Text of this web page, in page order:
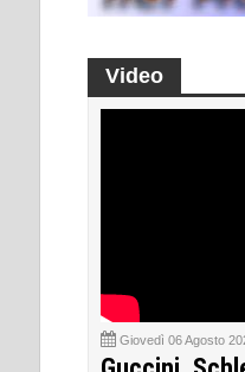
Video
Giovedì 06 Agosto